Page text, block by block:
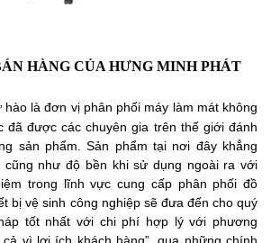
HÀNG CỦA HƯNG MINH PHÁT
hào là đơn vị phân phối máy làm mát không
đã được các chuyên gia trên thế giới đánh
sản phẩm. Sản phẩm tại nơi đây khẳng
cũng như độ bền khi sử dụng ngoài ra với
trong lĩnh vực cung cấp phân phối đồ
bị vệ sinh công nghiệp sẽ đưa đến cho quý
tốt nhất với chi phí hợp lý với phương